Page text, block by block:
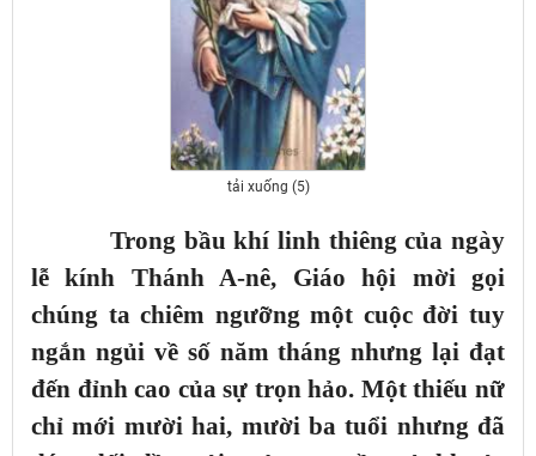
tải xuống (5)
Trong bầu khí linh thiêng của ngày
lễ kính Thánh A-nê, Giáo hội mời gọi
chúng ta chiêm ngưỡng một cuộc đời tuy
ngắn ngủi về số năm tháng nhưng lại đạt
đến đỉnh cao của sự trọn hảo. Một thiếu nữ
chỉ mới mười hai, mười ba tuổi nhưng đã